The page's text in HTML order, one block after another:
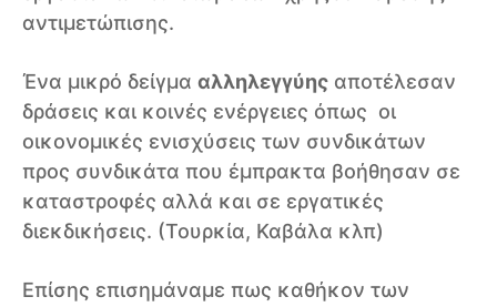
αντιμετώπισης.
Ένα μικρό δείγμα αλληλεγγύης αποτέλεσαν
δράσεις και κοινές ενέργειες όπως οι
οικονομικές ενισχύσεις των συνδικάτων
προς συνδικάτα που έμπρακτα βοήθησαν σε
καταστροφές αλλά και σε εργατικές
διεκδικήσεις. (Τουρκία, Καβάλα κλπ)
Επίσης επισημάναμε πως καθήκον των